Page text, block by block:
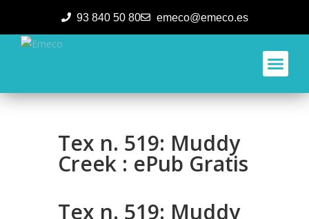
93 840 50 80 emeco@emeco.es
Tex n. 519: Muddy
Creek : ePub Gratis
Tex n. 519: Muddy